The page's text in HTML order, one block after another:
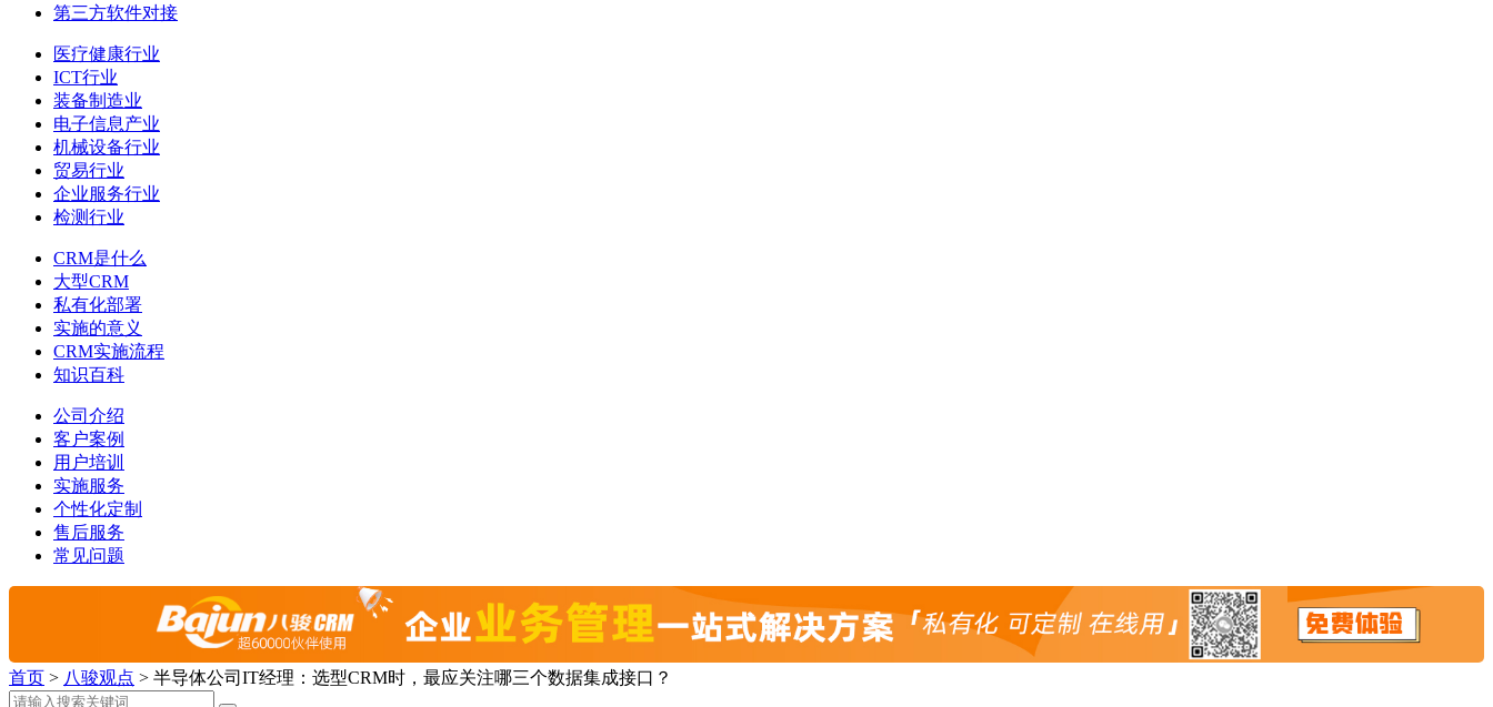
第三方软件对接
医疗健康行业
ICT行业
装备制造业
电子信息产业
机械设备行业
贸易行业
企业服务行业
检测行业
CRM是什么
大型CRM
私有化部署
实施的意义
CRM实施流程
知识百科
公司介绍
客户案例
用户培训
实施服务
个性化定制
售后服务
常见问题
首页 > 八骏观点 > 半导体公司IT经理：选型CRM时，最应关注哪三个数据集成接口？